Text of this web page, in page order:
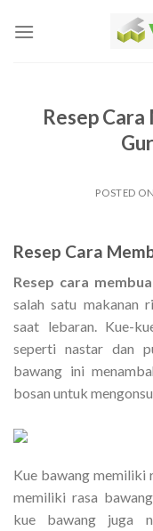
Resep
POSTED ON
Resep Cara
Resep cara
salah satu makanan
saat lebaran. Kue-
seperti nastar dan
bawang ini
bosan untuk
Kue bawang memiliki
memiliki rasa
kue bawang juga